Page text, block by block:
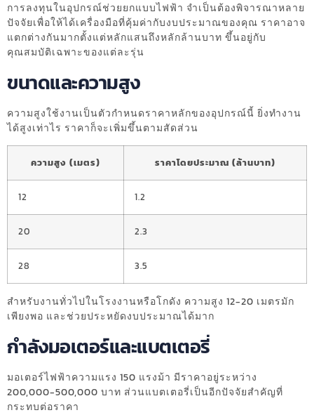
การลงทุนในอุปกรณ์ช่วยยกแบบไฟฟ้า จำเป็นต้องพิจารณาหลาย
ปัจจัยเพื่อให้ได้เครื่องมือที่คุ้มค่ากับงบประมาณของคุณ ราคาอาจ
แตกต่างกันมากตั้งแต่หลักแสนถึงหลักล้านบาท ขึ้นอยู่กับ
คุณสมบัติเฉพาะของแต่ละรุ่น
ขนาดและความสูง
ความสูงใช้งานเป็นตัวกำหนดราคาหลักของอุปกรณ์นี้ ยิ่งทำงาน
ได้สูงเท่าไร ราคาก็จะเพิ่มขึ้นตามสัดส่วน
ความสูง (เมตร) ราคาโดยประมาณ (ล้านบาท)
12 1.2
20 2.3
28 3.5
สำหรับงานทั่วไปในโรงงานหรือโกดัง ความสูง 12-20 เมตรมัก
เพียงพอ และช่วยประหยัดงบประมาณได้มาก
กำลังมอเตอร์และแบตเตอรี่
มอเตอร์ไฟฟ้าความแรง 150 แรงม้า มีราคาอยู่ระหว่าง
200,000-500,000 บาท ส่วนแบตเตอรี่เป็นอีกปัจจัยสำคัญที่
กระทบต่อราคา